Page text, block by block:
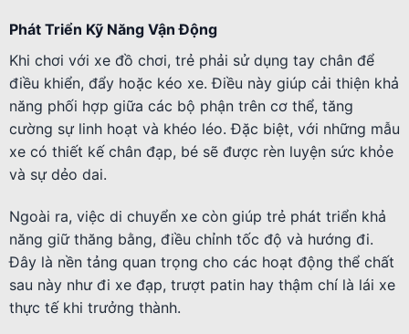
Phát Triển Kỹ Năng Vận Động
Khi chơi với xe đồ chơi, trẻ phải sử dụng tay chân để
điều khiển, đẩy hoặc kéo xe. Điều này giúp cải thiện khả
năng phối hợp giữa các bộ phận trên cơ thể, tăng
cường sự linh hoạt và khéo léo. Đặc biệt, với những mẫu
xe có thiết kế chân đạp, bé sẽ được rèn luyện sức khỏe
và sự dẻo dai.
Ngoài ra, việc di chuyển xe còn giúp trẻ phát triển khả
năng giữ thăng bằng, điều chỉnh tốc độ và hướng đi.
Đây là nền tảng quan trọng cho các hoạt động thể chất
sau này như đi xe đạp, trượt patin hay thậm chí là lái xe
thực tế khi trưởng thành.